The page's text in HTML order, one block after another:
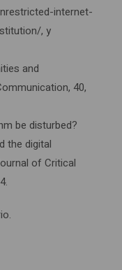
internet-
, y
and
40,
be disturbed?
the digital
of Critical